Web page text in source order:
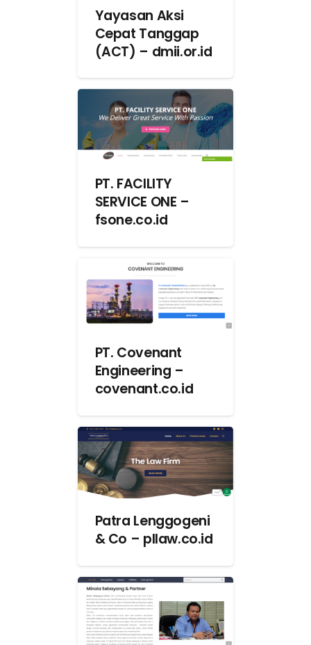
Yayasan Aksi
Cepat Tanggap
(ACT) – dmii.or.id
PT. FACILITY
SERVICE ONE –
fsone.co.id
PT. Covenant
Engineering –
covenant.co.id
Patra Lenggogeni
& Co – pllaw.co.id